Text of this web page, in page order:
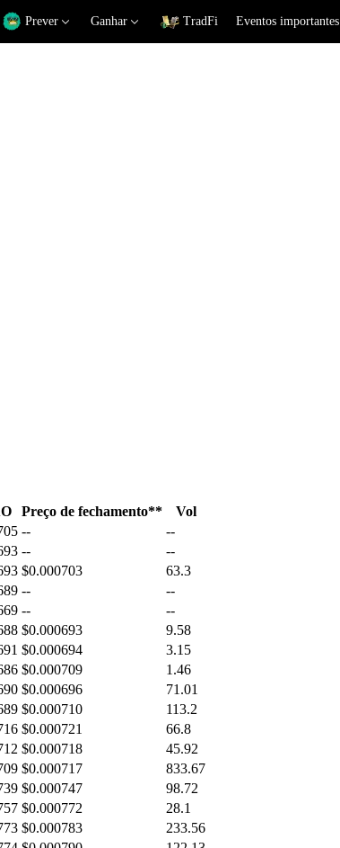
Prever Ganhar TradFi Eventos importantes
Preço de fechamento**
Vol
--
--
--
--
$0.000703
63.3
--
--
--
--
$0.000693
9.58
$0.000694
3.15
$0.000709
1.46
$0.000696
71.01
$0.000710
113.2
$0.000721
66.8
$0.000718
45.92
$0.000717
833.67
$0.000747
98.72
$0.000772
28.1
$0.000783
233.56